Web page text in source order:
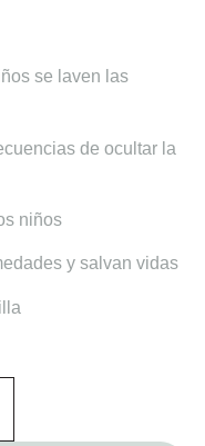
se laven las
de ocultar la
niños
y salvan vidas